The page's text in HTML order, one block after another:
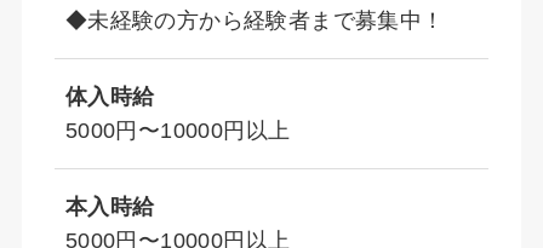
◆未経験の方から経験者まで募集中！
体入時給
5000円〜10000円以上
本入時給
5000円〜10000円以上